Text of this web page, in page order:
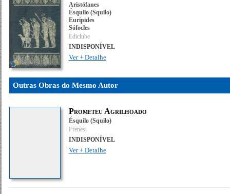
Aristófanes
Ésquilo (Squilo)
Eurípides
Sófocles
Ediclube
INDISPONÍVEL
Ver + Detalhe
Outras Obras do Mesmo Autor
Prometeu Agrilhoado
Ésquilo (Squilo)
Frenesi
INDISPONÍVEL
Ver + Detalhe